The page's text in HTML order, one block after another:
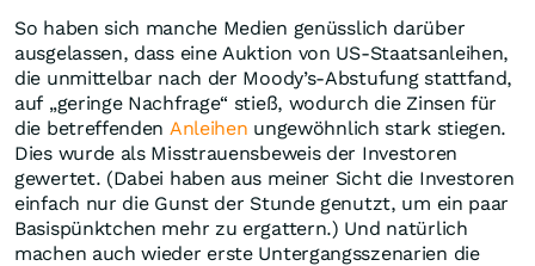
So haben sich manche Medien genüsslich darüber
ausgelassen, dass eine Auktion von US-Staatsanleihen,
die unmittelbar nach der Moody’s-Abstufung stattfand,
auf „geringe Nachfrage“ stieß, wodurch die Zinsen für
die betreffenden Anleihen ungewöhnlich stark stiegen.
Dies wurde als Misstrauensbeweis der Investoren
gewertet. (Dabei haben aus meiner Sicht die Investoren
einfach nur die Gunst der Stunde genutzt, um ein paar
Basispünktchen mehr zu ergattern.) Und natürlich
machen auch wieder erste Untergangsszenarien die